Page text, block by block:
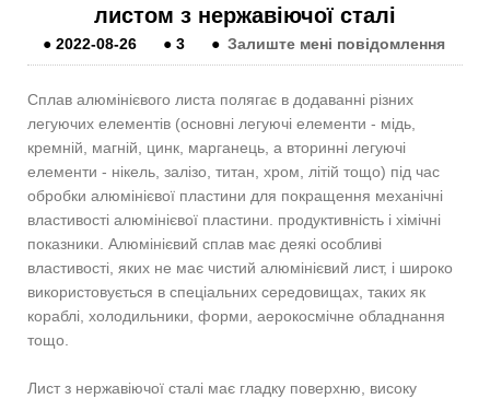
листом з нержавіючої сталі
● 2022-08-26 ● 3 ● Залиште мені повідомлення
Сплав алюмінієвого листа полягає в додаванні різних
легуючих елементів (основні легуючі елементи - мідь,
кремній, магній, цинк, марганець, а вторинні легуючі
елементи - нікель, залізо, титан, хром, літій тощо) під час
обробки алюмінієвої пластини для покращення механічні
властивості алюмінієвої пластини. продуктивність і хімічні
показники. Алюмінієвий сплав має деякі особливі
властивості, яких не має чистий алюмінієвий лист, і широко
використовується в спеціальних середовищах, таких як
кораблі, холодильники, форми, аерокосмічне обладнання
тощо.
Лист з нержавіючої сталі має гладку поверхню, високу